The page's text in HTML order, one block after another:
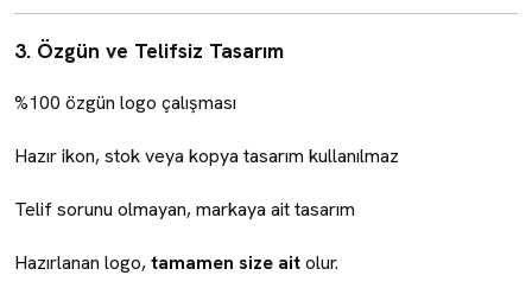
3. Özgün ve Telifsiz Tasarım
%100 özgün logo çalışması
Hazır ikon, stok veya kopya tasarım kullanılmaz
Telif sorunu olmayan, markaya ait tasarım
Hazırlanan logo,tamamen size aitolur.